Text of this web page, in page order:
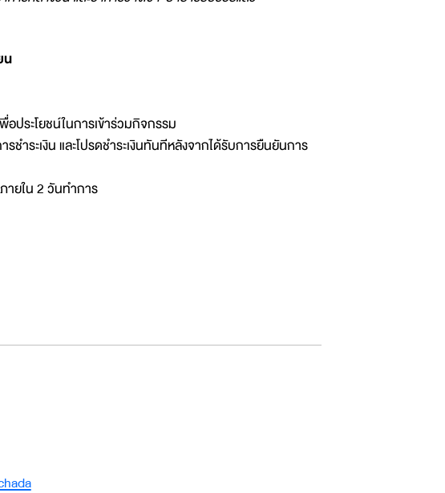
น
ประโยชน์ในการเข้าร่วมกิจกรรม
ำระเงิน และโปรดชำระเงินทันทีหลังจากได้รับการยืนยันการ
ายใน 2 วันทำการ